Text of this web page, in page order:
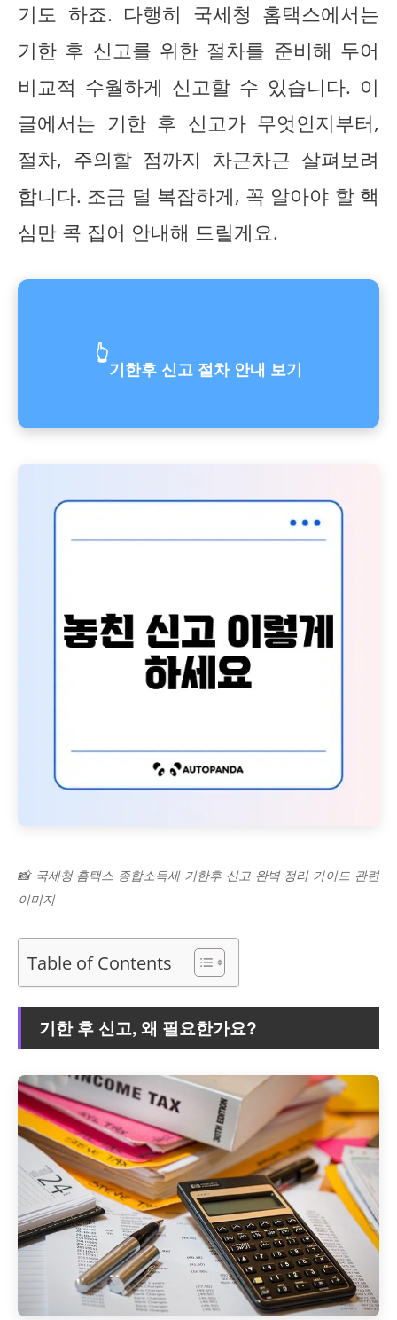
기도 하죠. 다행히 국세청 홈택스에서는
기한 후 신고를 위한 절차를 준비해 두어
비교적 수월하게 신고할 수 있습니다. 이
글에서는 기한 후 신고가 무엇인지부터,
절차, 주의할 점까지 차근차근 살펴보려
합니다. 조금 덜 복잡하게, 꼭 알아야 할 핵
심만 콕 집어 안내해 드릴게요.
👆
기한후 신고 절차 안내 보기
📸 국세청 홈택스 종합소득세 기한후 신고 완벽 정리 가이드 관련
이미지
Table of Contents
기한 후 신고, 왜 필요한가요?